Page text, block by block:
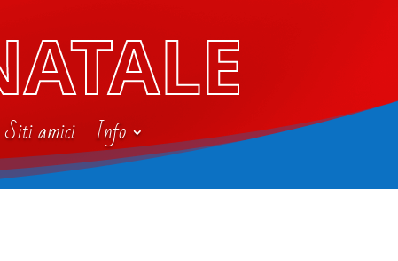
Siti amici Info